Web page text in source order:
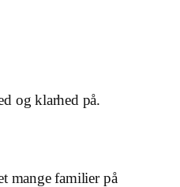
og klarhed på.
mange familier på